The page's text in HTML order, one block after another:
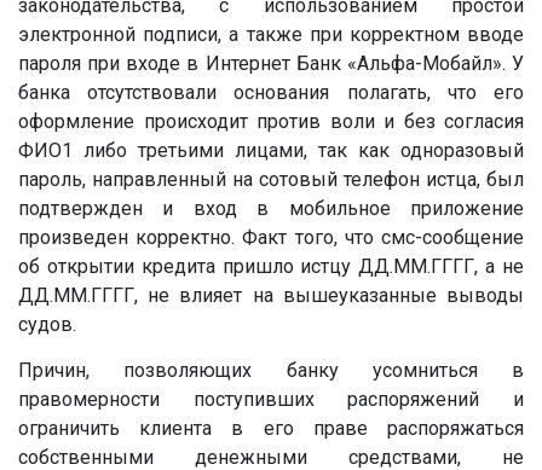
законодательства, с использованием простой
электронной подписи, а также при корректном вводе
пароля при входе в Интернет Банк «Альфа-Мобайл». У
банка отсутствовали основания полагать, что его
оформление происходит против воли и без согласия
ФИО1 либо третьими лицами, так как одноразовый
пароль, направленный на сотовый телефон истца, был
подтвержден и вход в мобильное приложение
произведен корректно. Факт того, что смс-сообщение
об открытии кредита пришло истцу ДД.ММ.ГГГГ, а не
ДД.ММ.ГГГГ, не влияет на вышеуказанные выводы
судов.
Причин, позволяющих банку усомниться в
правомерности поступивших распоряжений и
ограничить клиента в его праве распоряжаться
собственными денежными средствами, не